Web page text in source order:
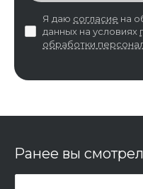
Я даю согласие на
данных на условиях
обработки
Ранее вы